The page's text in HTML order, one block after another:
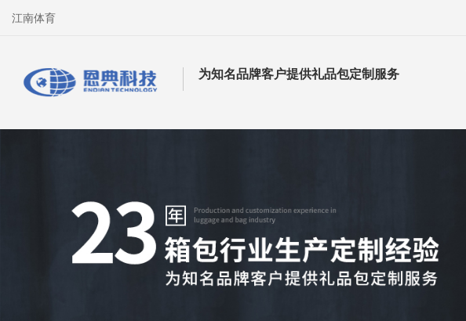
江南体育
为知名品牌客户提供礼品包定制服务